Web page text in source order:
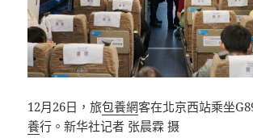
12月26日，旅包養網客在北京西站乘坐
養行。新华社记者 张晨霖 摄